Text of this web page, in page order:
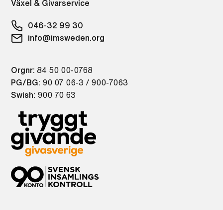
Växel & Givarservice
046-32 99 30
info@imsweden.org
Orgnr: 84 50 00-0768
PG/BG: 90 07 06-3 / 900-7063
Swish: 900 70 63